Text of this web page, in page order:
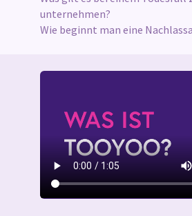
unternehmen?
Wie beginnt man eine